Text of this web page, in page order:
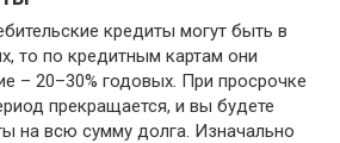
кредиты могут быть в
то по кредитным картам они
– 20–30% годовых. При просрочке
прекращается, и вы будете
на всю сумму долга. Изначально